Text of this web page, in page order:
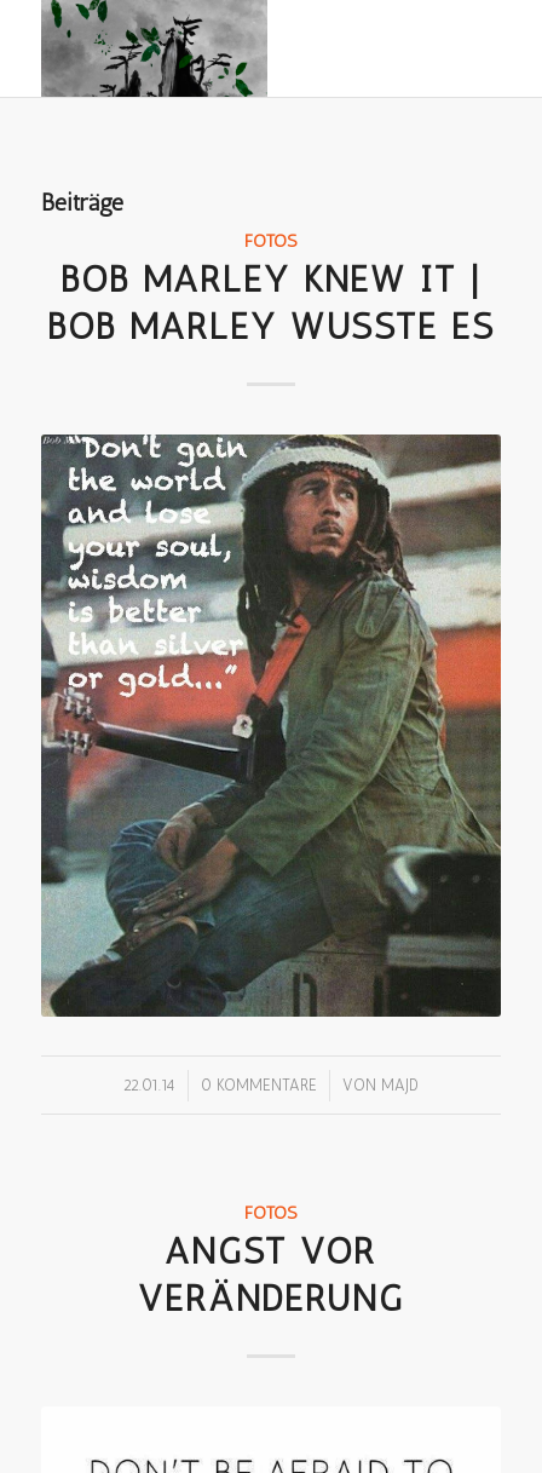
Beiträge
FOTOS
BOB MARLEY KNEW IT |
BOB MARLEY WUSSTE ES
22.01.14 0 KOMMENTARE
/ VON MAJD
FOTOS
ANGST VOR
VERÄNDERUNG